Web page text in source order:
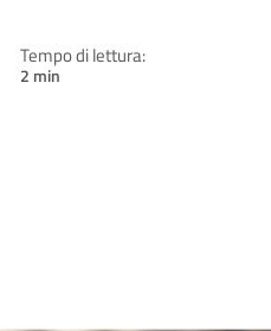
Tempo di lettura:
2 min